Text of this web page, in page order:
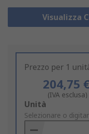
Visualizza
Prezzo per 1
204,75 €
(IVA esclusa)
Add
to
Basket
Unità
Selezionare o